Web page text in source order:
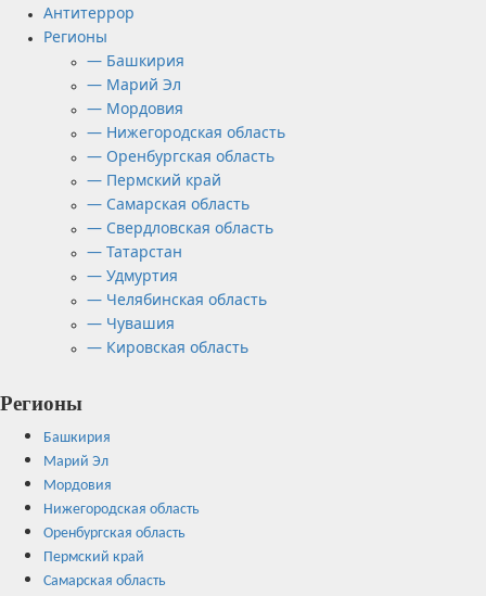
Антитеррор
Регионы
— Башкирия
— Марий Эл
— Мордовия
— Нижегородская область
— Оренбургская область
— Пермский край
— Самарская область
— Свердловская область
— Татарстан
— Удмуртия
— Челябинская область
— Чувашия
— Кировская область
Регионы
Башкирия
Марий Эл
Мордовия
Нижегородская область
Оренбургская область
Пермский край
Самарская область